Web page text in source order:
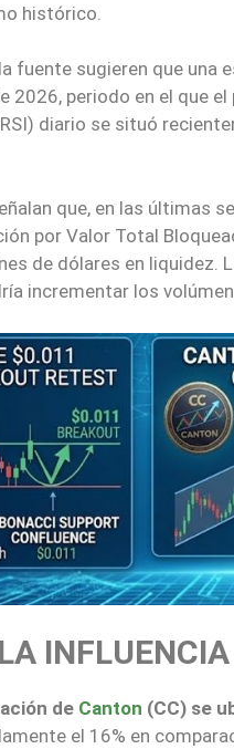
histórico.
fuente sugieren que una
2026, periodo en el que
diario se situó
que, en las últimas
por Valor Total
de dólares en liquidez.
incrementar los
de Canton (CC) se
el 16% en